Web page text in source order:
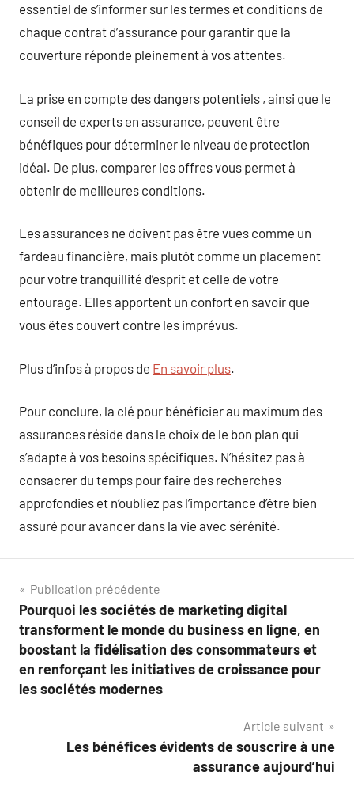
essentiel de s’informer sur les termes et conditions de
chaque contrat d’assurance pour garantir que la
couverture réponde pleinement à vos attentes.
La prise en compte des dangers potentiels , ainsi que le
conseil de experts en assurance, peuvent être
bénéfiques pour déterminer le niveau de protection
idéal. De plus, comparer les offres vous permet à
obtenir de meilleures conditions.
Les assurances ne doivent pas être vues comme un
fardeau financière, mais plutôt comme un placement
pour votre tranquillité d’esprit et celle de votre
entourage. Elles apportent un confort en savoir que
vous êtes couvert contre les imprévus.
Plus d’infos à propos de En savoir plus.
Pour conclure, la clé pour bénéficier au maximum des
assurances réside dans le choix de le bon plan qui
s’adapte à vos besoins spécifiques. N’hésitez pas à
consacrer du temps pour faire des recherches
approfondies et n’oubliez pas l’importance d’être bien
assuré pour avancer dans la vie avec sérénité.
Navigation
de
l’article
Publication précédente
Pourquoi les sociétés de marketing digital
transforment le monde du business en ligne, en
boostant la fidélisation des consommateurs et
en renforçant les initiatives de croissance pour
les sociétés modernes
Article suivant
Les bénéfices évidents de souscrire à une
assurance aujourd’hui